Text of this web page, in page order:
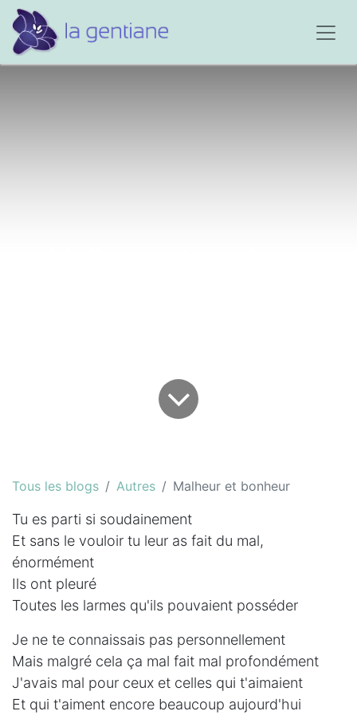
Tous les blogs Autres Malheur et bonheur
Tu es parti si soudainement
Et sans le vouloir tu leur as fait du mal,
énormément
Ils ont pleuré
Toutes les larmes qu'ils pouvaient posséder
Je ne te connaissais pas personnellement
Mais malgré cela ça mal fait mal profondément
J'avais mal pour ceux et celles qui t'aimaient
Et qui t'aiment encore beaucoup aujourd'hui